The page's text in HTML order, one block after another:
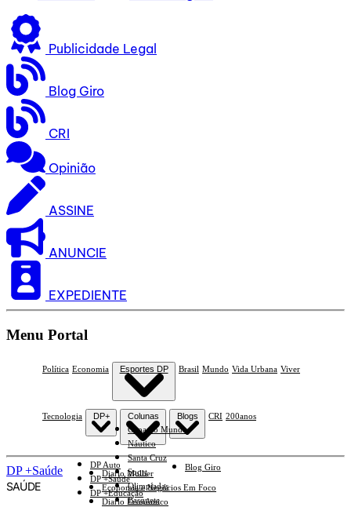
Publicidade Legal
Blog Giro
CRI
Opinião
ASSINE
ANUNCIE
EXPEDIENTE
Menu Portal
Política Economia Esportes DP
Copa do Mundo
Náutico
Santa Cruz
Sport
Olimpíadas
Basquete
Brasil Mundo Vida Urbana Viver
Tecnologia DP+
DP Auto
DP +Saúde
DP +Educação
Colunas
Diario Mulher
Economia e Negócios Em Foco
Diario Econômico
Blogs
Blog Giro
CRI 200anos
DP +Saúde
SAÚDE